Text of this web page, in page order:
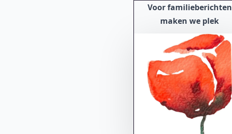
Voor familieberichten
maken we plek